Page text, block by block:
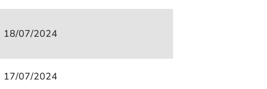
18/07/2024
17/07/2024